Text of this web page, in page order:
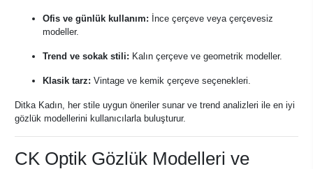
Ofis ve günlük kullanım: İnce çerçeve veya çerçevesiz
modeller.
Trend ve sokak stili: Kalın çerçeve ve geometrik modeller.
Klasik tarz: Vintage ve kemik çerçeve seçenekleri.
Ditka Kadın, her stile uygun öneriler sunar ve trend analizleri ile en iyi
gözlük modellerini kullanıcılarla buluşturur.
CK Optik Gözlük Modelleri ve